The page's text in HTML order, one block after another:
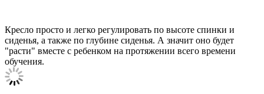
Кресло просто и легко регулировать по высоте спинки и
сиденья, а также по глубине сиденья. А значит оно будет
"расти" вместе с ребенком на протяжении всего времени
обучения.